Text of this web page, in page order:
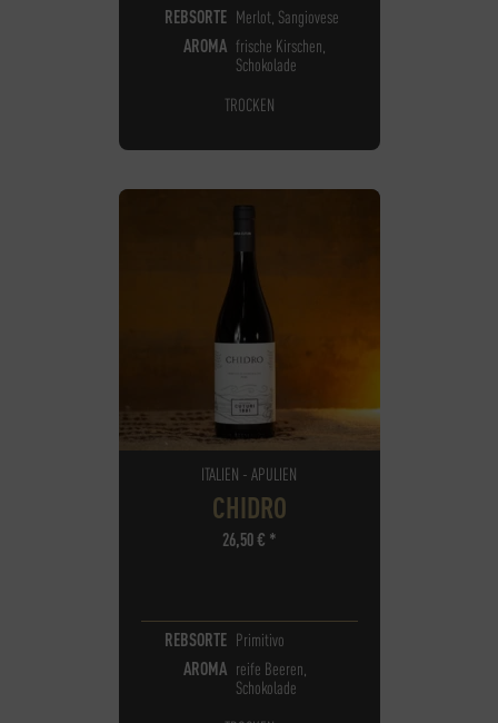
REBSORTE Merlot, Sangiovese
AROMA frische Kirschen,
Schokolade
TROCKEN
ITALIEN - APULIEN
CHIDRO
26,50€ *
REBSORTE Primitivo
AROMA reife Beeren,
Schokolade